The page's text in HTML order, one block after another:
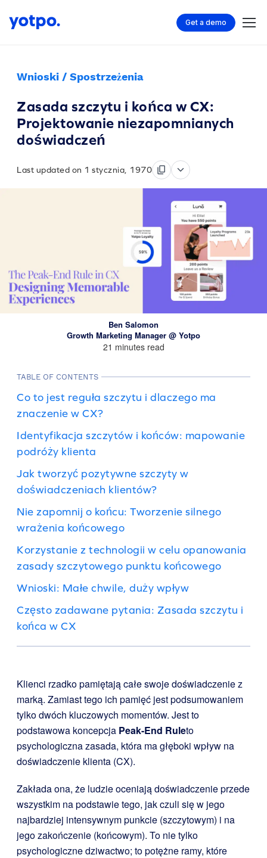
Get a demo
Wnioski / Spostrzeżenia
Zasada szczytu i końca w CX:
Projektowanie niezapomnianych
doświadczeń
Last updated on 1 stycznia, 1970
Ben Salomon
Growth Marketing Manager @ Yotpo
21 minutes read
TABLE OF CONTENTS
Co to jest reguła szczytu i dlaczego ma
znaczenie w CX?
Identyfikacja szczytów i końców: mapowanie
podróży klienta
Jak tworzyć pozytywne szczyty w
doświadczeniach klientów?
Nie zapomnij o końcu: Tworzenie silnego
wrażenia końcowego
Korzystanie z technologii w celu opanowania
zasady szczytowego punktu końcowego
Wnioski: Małe chwile, duży wpływ
Często zadawane pytania: Zasada szczytu i
końca w CX
Klienci rzadko pamiętają całe swoje doświadczenie z
marką. Zamiast tego ich pamięć jest podsumowaniem
tylko dwóch kluczowych momentów. Jest to
podstawowa koncepcja Peak-End Ruleto
psychologiczna zasada, która ma głęboki wpływ na
doświadczenie klienta (CX).
Zakłada ona, że ludzie oceniają doświadczenie przede
wszystkim na podstawie tego, jak czuli się w jego
najbardziej intensywnym punkcie (szczytowym) i na
jego zakończenie (końcowym). To nie tylko
psychologiczne dziwactwo; to potężne ramy, które